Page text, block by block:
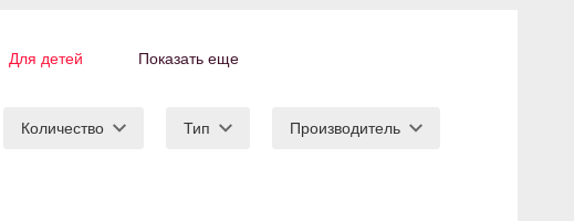
Для детей Показать еще
Количество Тип Производитель